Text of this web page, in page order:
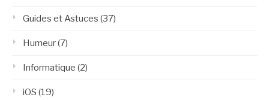
Guides et Astuces (37)
Humeur(7)
Informatique (2)
iOS (19)